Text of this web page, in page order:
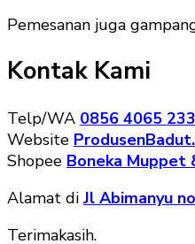
Pemesanan juga
Kontak Kami
Telp/WA 0856 4065
Website
Shopee Boneka Muppet
Alamat di Jl Abimanyu
Terimakasih.